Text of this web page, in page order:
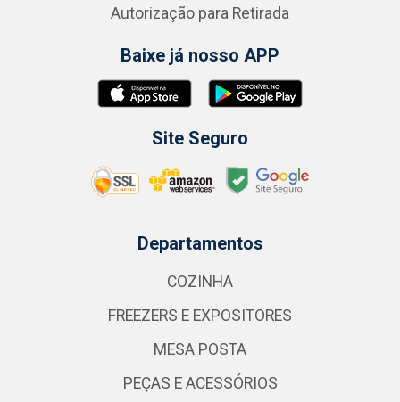
Autorização para Retirada
Baixe já nosso APP
Site Seguro
Departamentos
COZINHA
FREEZERS E EXPOSITORES
MESA POSTA
PEÇAS E ACESSÓRIOS